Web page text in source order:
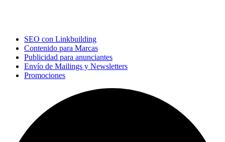
SEO con Linkbuilding
Contenido para Marcas
Publicidad para anunciantes
Envío de Mailings y Newsletters
Promociones